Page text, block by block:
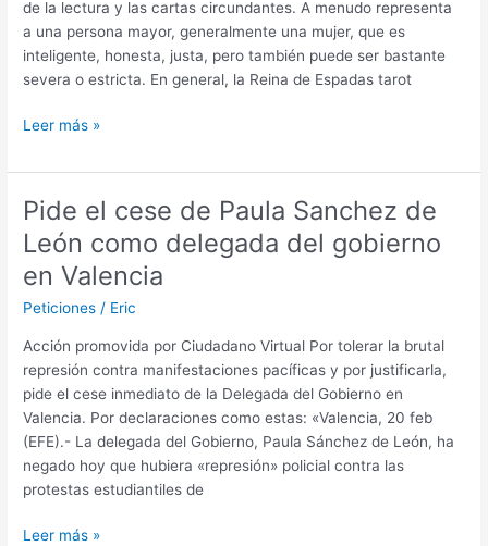
de la lectura y las cartas circundantes. A menudo representa
a una persona mayor, generalmente una mujer, que es
inteligente, honesta, justa, pero también puede ser bastante
severa o estricta. En general, la Reina de Espadas tarot
Reina
espadas
tarot
en
amor,
trabajo,
salud
y
dinero
Leer más »
Pide el cese de Paula Sanchez de
León como delegada del gobierno
en Valencia
Peticiones / Eric
Acción promovida por Ciudadano Virtual Por tolerar la brutal
represión contra manifestaciones pacíficas y por justificarla,
pide el cese inmediato de la Delegada del Gobierno en
Valencia. Por declaraciones como estas: «Valencia, 20 feb
(EFE).- La delegada del Gobierno, Paula Sánchez de León, ha
negado hoy que hubiera «represión» policial contra las
protestas estudiantiles de
Pide
Leer más »